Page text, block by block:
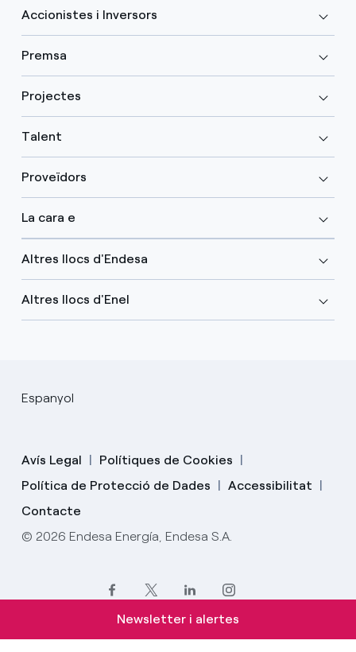
Accionistes i Inversors
Premsa
Projectes
Talent
Proveïdors
La cara e
Altres llocs d'Endesa
Altres llocs d'Enel
Espanyol
Avís Legal
Polítiques de Cookies
Política de Protecció de Dades
Accessibilitat
Contacte
© 2026 Endesa Energía, Endesa S.A.
Newsletter i alertes